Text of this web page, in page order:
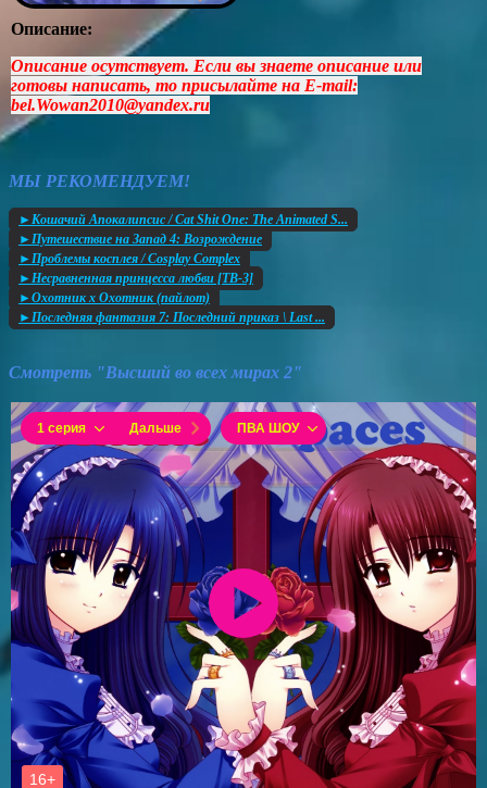
Описание:
Описание осутствует. Если вы знаете описание или
готовы написать, то присылайте на E-mail:
bel.Wowan2010@yandex.ru
МЫ РЕКОМЕНДУЕМ!
►Кошачий Апокалипсис / Cat Shit One: The Animated S...
►Путешествие на Запад 4: Возрождение
►Проблемы косплея / Cosplay Complex
►Несравненная принцесса любви [ТВ-3]
►Охотник х Охотник (пайлот)
►Последняя фантазия 7: Последний приказ \ Last ...
Смотреть "Высший во всех мирах 2"